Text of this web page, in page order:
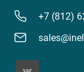
+7 (812)